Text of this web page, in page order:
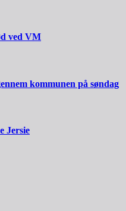
ved VM
kommunen på søndag
Jersie